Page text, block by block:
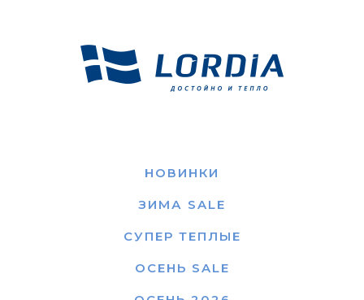
НОВИНКИ
ЗИМА SALE
СУПЕР ТЕПЛЫЕ
ОСЕНЬ SALE